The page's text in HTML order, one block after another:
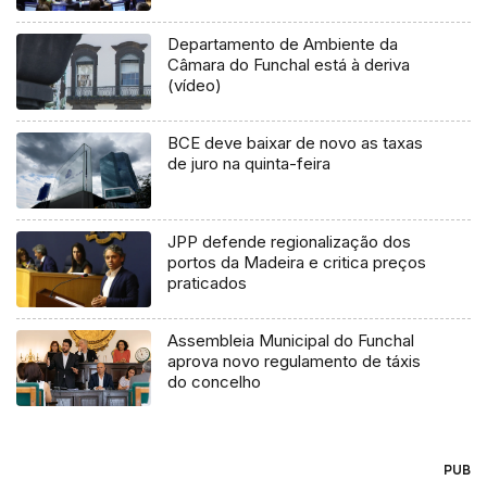
Departamento de Ambiente da
Câmara do Funchal está à deriva
(vídeo)
BCE deve baixar de novo as taxas
de juro na quinta-feira
JPP defende regionalização dos
portos da Madeira e critica preços
praticados
Assembleia Municipal do Funchal
aprova novo regulamento de táxis
do concelho
PUB